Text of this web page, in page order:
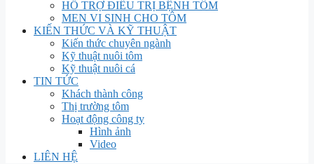
HỖ TRỢ ĐIỀU TRỊ BỆNH TÔM
MEN VI SINH CHO TÔM
KIẾN THỨC VÀ KỸ THUẬT
Kiến thức chuyên ngành
Kỹ thuật nuôi tôm
Kỹ thuật nuôi cá
TIN TỨC
Khách thành công
Thị trường tôm
Hoạt động công ty
Hình ảnh
Video
LIÊN HỆ